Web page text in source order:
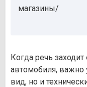
магазины/
Когда речь
автомобиля, важно
вид, но и